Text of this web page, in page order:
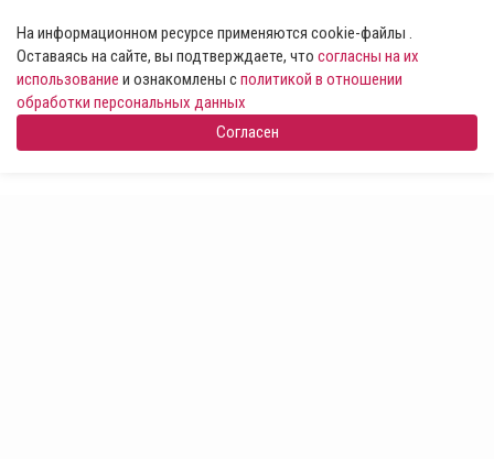
На информационном ресурсе применяются cookie-файлы .
Оставаясь на сайте, вы подтверждаете, что согласны на их
использование и ознакомлены сполитикой в отношении
обработки персональных данных
Согласен